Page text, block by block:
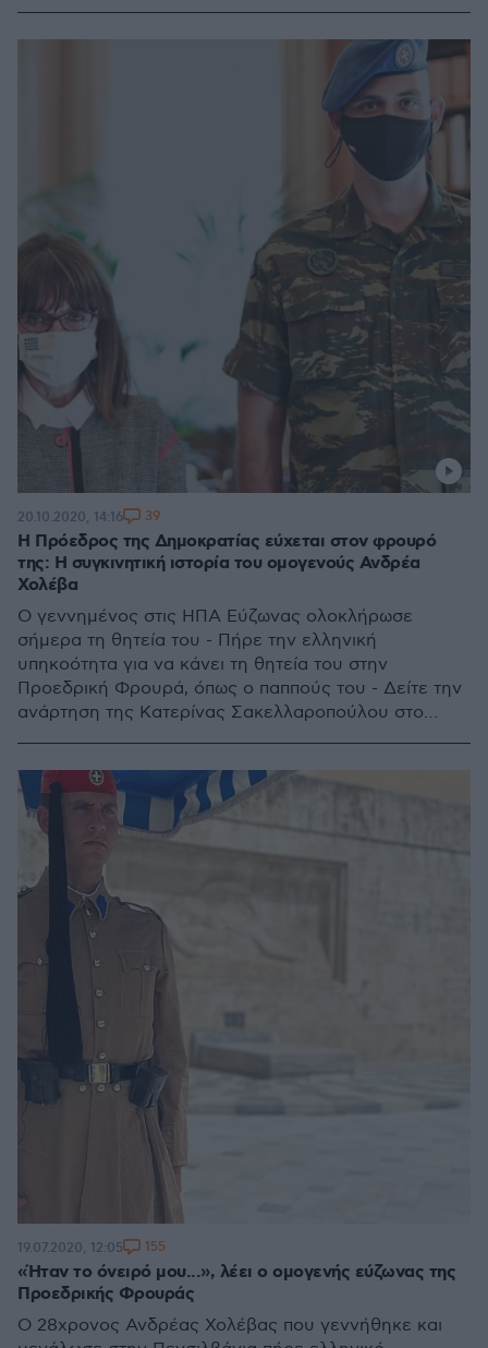
Η Πρόεδρος της Δημοκρατίας εύχεται στον φρουρό
της: Η συγκινητική ιστορία του ομογενούς Ανδρέα
Χολέβα
Ο γεννημένος στις ΗΠΑ Εύζωνας ολοκλήρωσε
σήμερα τη θητεία του - Πήρε την ελληνική
υπηκοότητα για να κάνει τη θητεία του στην
Προεδρική Φρουρά, όπως ο παππούς του - Δείτε την
ανάρτηση της Κατερίνας Σακελλαροπούλου στο
20.10.2020, 14:16 39
«Ήταν το όνειρό μου...», λέει ο ομογενής εύζωνας της
Προεδρικής Φρουράς
Ο 28χρονος Ανδρέας Χολέβας που γεννήθηκε και
19.07.2020, 12:05 155